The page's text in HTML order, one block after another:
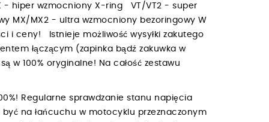
- hiper wzmocniony X-ring VT/VT2 - super
MX/MX2 - ultra wzmocniony bezoringowy W
i ceny! Istnieje możliwość wysyłki zakutego
łączącym (zapinka bądź zakuwka w
w 100% oryginalne! Na całość zestawu
Regularne sprawdzanie stanu napięcia
być na łańcuchu w motocyklu przeznaczonym